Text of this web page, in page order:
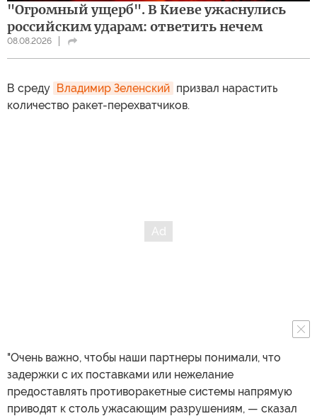
"Огромный ущерб". В Киеве ужаснулись
российским ударам: ответить нечем
08.08.2026
В среду Владимир Зеленский призвал нарастить
количество ракет-перехватчиков.
"Очень важно, чтобы наши партнеры понимали, что
задержки с их поставками или нежелание
предоставлять противоракетные системы напрямую
приводят к столь ужасающим разрушениям, — сказал